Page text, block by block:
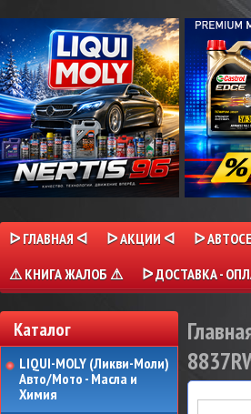
ᐅ ГЛАВНАЯ ᐊ ᐅ АКЦИИ ᐊ
ᐅ
⚠ КНИГА ЖАЛОБ ⚠
ᐅ ДОСТАВКА -
Каталог
LIQUI-MOLY (Ликви-Моли)
Авто/Мото - Масла и
Химия